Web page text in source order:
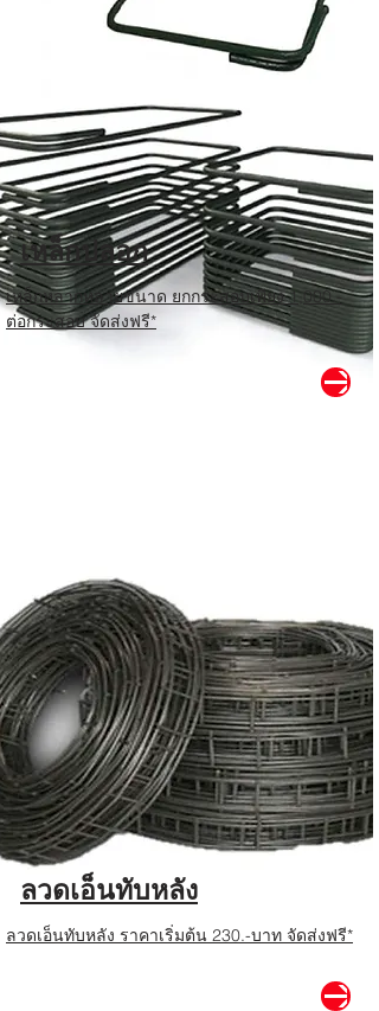
เหล็กปลอก
เหล็กหลากหลายขนาด ยกกระสอบเพียง 1,000.-
ต่อกระสอบ จัดส่งฟรี*
ลวดเอ็นทับหลัง
ลวดเอ็นทับหลัง ราคาเริ่มต้น 230.-บาท จัดส่งฟรี*